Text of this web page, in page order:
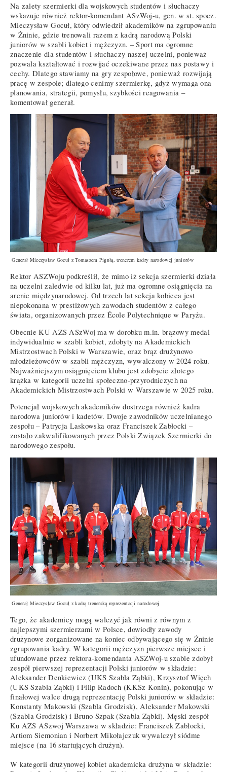
Na zalety szermierki dla wojskowych studentów i słuchaczy
wskazuje również rektor-komendant ASzWoj-u, gen. w st. spocz.
Mieczysław Gocuł, który odwiedził akademików na zgrupowaniu
w Żninie, gdzie trenowali razem z kadrą narodową Polski
juniorów w szabli kobiet i mężczyzn. – Sport ma ogromne
znaczenie dla studentów i słuchaczy naszej uczelni, ponieważ
pozwala kształtować i rozwijać oczekiwane przez nas postawy i
cechy. Dlatego stawiamy na gry zespołowe, ponieważ rozwijają
pracę w zespole; dlatego cenimy szermierkę, gdyż wymaga ona
planowania, strategii, pomysłu, szybkości reagowania –
komentował generał.
Generał Mieczysław Gocuł z Tomaszem Pigułą, trenerem kadry narodowej juniorów
Rektor ASZWoju podkreślił, że mimo iż sekcja szermierki działa
na uczelni zaledwie od kilku lat, już ma ogromne osiągnięcia na
arenie międzynarodowej. Od trzech lat sekcja kobieca jest
niepokonana w prestiżowych zawodach studentów z całego
świata, organizowanych przez École Polytechnique w Paryżu.
Obecnie KU AZS ASzWoj ma w dorobku m.in. brązowy medal
indywidualnie w szabli kobiet, zdobyty na Akademickich
Mistrzostwach Polski w Warszawie, oraz brąz drużynowo
młodzieżowców w szabli mężczyzn, wywalczony w 2024 roku.
Najważniejszym osiągnięciem klubu jest zdobycie złotego
krążka w kategorii uczelni społeczno-przyrodniczych na
Akademickich Mistrzostwach Polski w Warszawie w 2025 roku.
Potencjał wojskowych akademików dostrzega również kadra
narodowa juniorów i kadetów. Dwoje zawodników uczelnianego
zespołu – Patrycja Laskowska oraz Franciszek Zabłocki –
zostało zakwalifikowanych przez Polski Związek Szermierki do
narodowego zespołu.
Generał Mieczysław Gocuł z kadrą trenerską reprezentacji narodowej
Tego, że akademicy mogą walczyć jak równi z równym z
najlepszymi szermierzami w Polsce, dowiodły zawody
drużynowe zorganizowane na koniec odbywającego się w Żninie
zgrupowania kadry. W kategorii mężczyzn pierwsze miejsce i
ufundowane przez rektora-komendanta ASZWoj-u szable zdobył
zespół pierwszej reprezentacji Polski juniorów w składzie:
Aleksander Denkiewicz (UKS Szabla Ząbki), Krzysztof Więch
(UKS Szabla Ząbki) i Filip Radoch (KKSz Konin), pokonując w
finałowej walce drugą reprezentację Polski juniorów w składzie:
Konstanty Makowski (Szabla Grodzisk), Aleksander Makowski
(Szabla Grodzisk) i Bruno Szpak (Szabla Ząbki). Męski zespół
Ku AZS ASzwoj Warszawa w składzie: Franciszek Zabłocki,
Artiom Siemonian i Norbert Mikołajczuk wywalczył siódme
miejsce (na 16 startujących drużyn).
W kategorii drużynowej kobiet akademicka drużyna w składzie: